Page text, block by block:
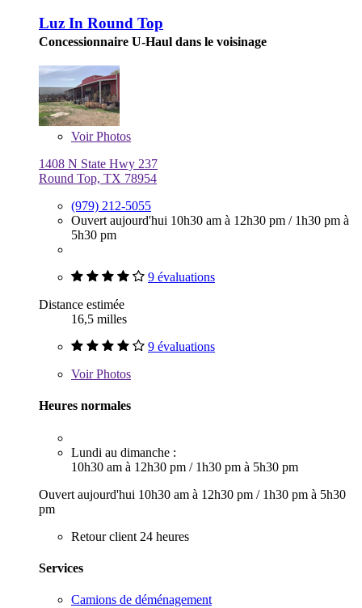
Luz In Round Top
Concessionnaire U-Haul dans le voisinage
VoirPhotos
1408 N State Hwy 237
Round Top, TX 78954
(979) 212-5055
Ouvert aujourd'hui 10h30 am à 12h30 pm / 1h30 pm à
5h30 pm
9 évaluations
Distance estimée
16,5 milles
9 évaluations
VoirPhotos
Heures normales
Lundi au dimanche :
10h30 am à 12h30 pm / 1h30 pm à 5h30 pm
Ouvert aujourd'hui 10h30 am à 12h30 pm / 1h30 pm à 5h30
pm
Retour client 24 heures
Services
Camions de déménagement